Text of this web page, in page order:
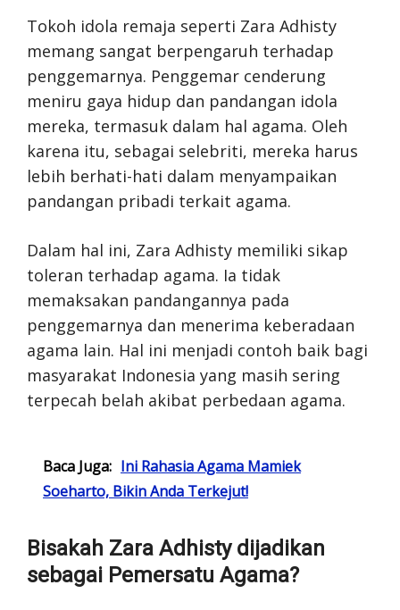
Tokoh idola remaja seperti Zara Adhisty
memang sangat berpengaruh terhadap
penggemarnya. Penggemar cenderung
meniru gaya hidup dan pandangan idola
mereka, termasuk dalam hal agama. Oleh
karena itu, sebagai selebriti, mereka harus
lebih berhati-hati dalam menyampaikan
pandangan pribadi terkait agama.
Dalam hal ini, Zara Adhisty memiliki sikap
toleran terhadap agama. Ia tidak
memaksakan pandangannya pada
penggemarnya dan menerima keberadaan
agama lain. Hal ini menjadi contoh baik bagi
masyarakat Indonesia yang masih sering
terpecah belah akibat perbedaan agama.
Baca Juga: Ini Rahasia Agama Mamiek
Soeharto, Bikin Anda Terkejut!
Bisakah Zara Adhisty dijadikan
sebagai Pemersatu Agama?